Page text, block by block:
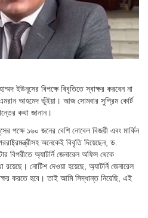
ইউনূসের বিপক্ষে বিবৃতিতে স্বাক্ষর করবেন না
এমরান আহমেদ ভূঁইয়া। আজ সোমবার সুপ্রিম কোর্ট
কথা জানান।
পক্ষে ১৬০ জনের বেশি নোবেল বিজয়ী এবং মার্কিন
অনেকেই বিবৃতি দিয়েছেন, ড.
বিপরীতে অ্যাটর্নি জেনারেল অফিস থেকে
রয়েছে। নোটিশ দেওয়া হয়েছে, অ্যাটর্নি জেনারেল
করতে হবে। তাই আমি সিদ্ধান্ত নিয়েছি, এই